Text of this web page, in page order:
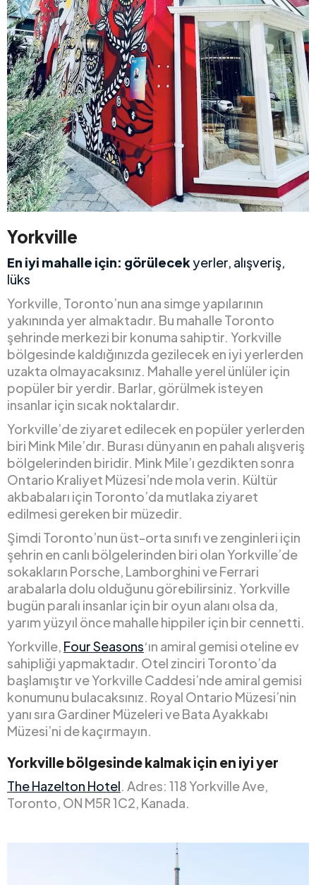
Yorkville
En iyi mahalle için: görülecekyerler, alışveriş,
lüks
Yorkville, Toronto’nun ana simge yapılarının
yakınında yer almaktadır. Bu mahalle Toronto
şehrinde merkezi bir konuma sahiptir. Yorkville
bölgesinde kaldığınızda gezilecek en iyi yerlerden
uzakta olmayacaksınız. Mahalle yerel ünlüler için
popüler bir yerdir. Barlar, görülmek isteyen
insanlar için sıcak noktalardır.
Yorkville’de ziyaret edilecek en popüler yerlerden
biri Mink Mile’dır. Burası dünyanın en pahalı alışveriş
bölgelerinden biridir. Mink Mile’ı gezdikten sonra
Ontario Kraliyet Müzesi’nde mola verin. Kültür
akbabaları için Toronto’da mutlaka ziyaret
edilmesi gereken bir müzedir.
Şimdi Toronto’nun üst-orta sınıfı ve zenginleri için
şehrin en canlı bölgelerinden biri olan Yorkville’de
sokakların Porsche, Lamborghini ve Ferrari
arabalarla dolu olduğunu görebilirsiniz. Yorkville
bugün paralı insanlar için bir oyun alanı olsa da,
yarım yüzyıl önce mahalle hippiler için bir cennetti.
Yorkville, Four Seasons‘ın amiral gemisi oteline ev
sahipliği yapmaktadır. Otel zinciri Toronto’da
başlamıştır ve Yorkville Caddesi’nde amiral gemisi
konumunu bulacaksınız. Royal Ontario Müzesi’nin
yanı sıra Gardiner Müzeleri ve Bata Ayakkabı
Müzesi’ni de kaçırmayın.
Yorkville bölgesinde kalmak için en iyi yer
The Hazelton Hotel. Adres: 118 Yorkville Ave,
Toronto, ON M5R 1C2, Kanada.